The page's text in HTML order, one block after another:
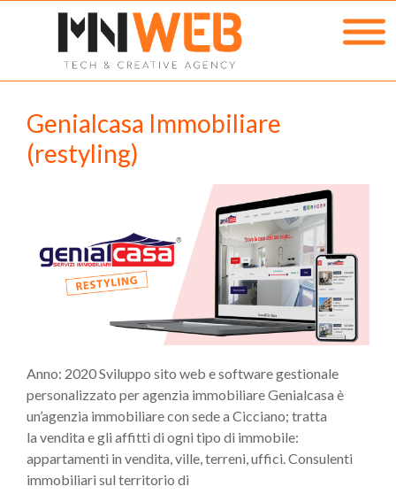
Genialcasa Immobiliare
(restyling)
Anno: 2020 Sviluppo sito web e software gestionale
personalizzato per agenzia immobiliare Genialcasa è
un’agenzia immobiliare con sede a Cicciano; tratta
la vendita e gli affitti di ogni tipo di immobile:
appartamenti in vendita, ville, terreni, uffici. Consulenti
immobiliari sul territorio di